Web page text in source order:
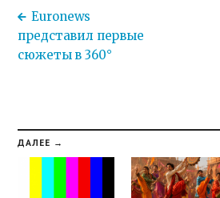
Euronews
представил первые
сюжеты в 360°
ДАЛЕЕ →